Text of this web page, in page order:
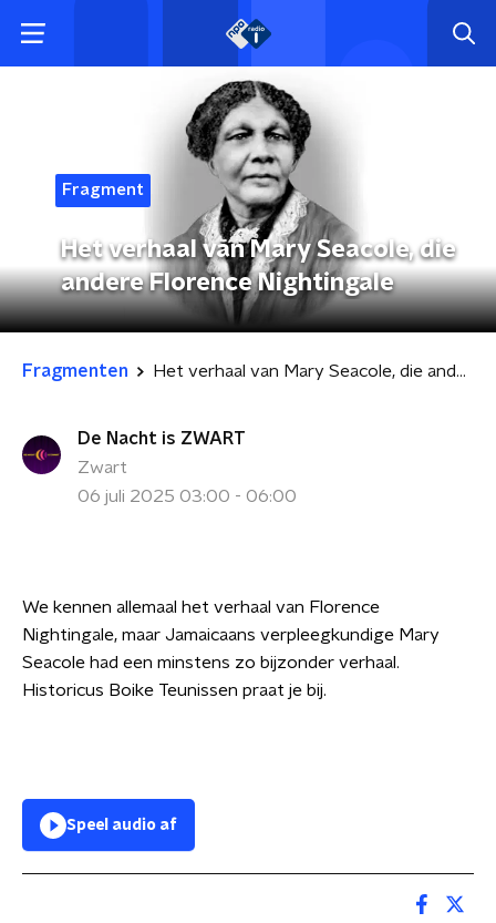
Fragment
Het verhaal van Mary Seacole, die
andere Florence Nightingale
Fragmenten Het verhaal van Mary Seacole, die andere Florence Nightingale
De Nacht is ZWART
Zwart
06 juli 2025 03:00 - 06:00
We kennen allemaal het verhaal van Florence
Nightingale, maar Jamaicaans verpleegkundige Mary
Seacole had een minstens zo bijzonder verhaal.
Historicus Boike Teunissen praat je bij.
Speel audio af